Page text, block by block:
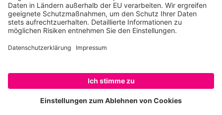
von der Körperschaftssteuer gem. §5 I 9 KStg. unter der
Steuernummer 27/641/09321